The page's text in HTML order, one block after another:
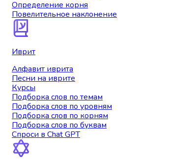
Определение корня
Повелительное наклонение
Иврит
Алфавит иврита
Песни на иврите
Курсы
Подборка слов по темам
Подборка слов по уровням
Подборка слов по корням
Подборка слов по буквам
Спроси в Chat GPT